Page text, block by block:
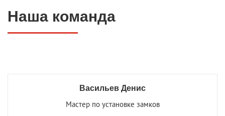
Наша команда
Васильев Денис
Мастер по установке замков